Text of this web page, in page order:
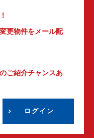
更物件をメール配
ご紹介チャンスあ
ログイン